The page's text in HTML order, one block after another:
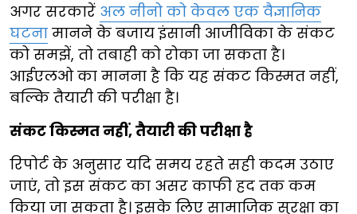
अगर सरकारें अल नीनो को केवल एक वैज्ञानिक
घटना मानने के बजाय इंसानी आजीविका के संकट
को समझें, तो तबाही को रोका जा सकता है।
आईएलओ का मानना है कि यह संकट किस्मत नहीं,
बल्कि तैयारी की परीक्षा है।
संकट किस्मत नहीं, तैयारी की परीक्षा है
रिपोर्ट के अनुसार यदि समय रहते सही कदम उठाए
जाएं, तो इस संकट का असर काफी हद तक कम
किया जा सकता है। इसके लिए सामाजिक सुरक्षा का